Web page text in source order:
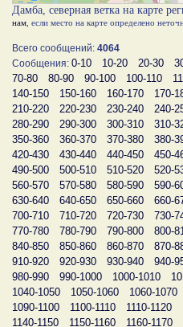
Дамба, северная ветка на карте
нам , если место на карте определено
Всего сообщений: 4064
Сообщения: 0-10 10-20 20-30
70-80
80-90 90-100 100-110
140-150
150-160 160-170 170-
210-220
220-230 230-240 240-
280-290
290-300 300-310 310-
350-360
360-370 370-380 380-
420-430
430-440 440-450 450-
490-500
500-510 510-520 520-
560-570
570-580 580-590 590-
630-640
640-650 650-660 660-
700-710
710-720 720-730 730-
770-780
780-790 790-800 800-
840-850
850-860 860-870 870-
910-920
920-930 930-940 940-
980-990
990-1000 1000-1010
1040-1050
1050-1060 1060-1070
1090-1100
1100-1110 1110-1120
1140-1150
1150-1160 1160-1170